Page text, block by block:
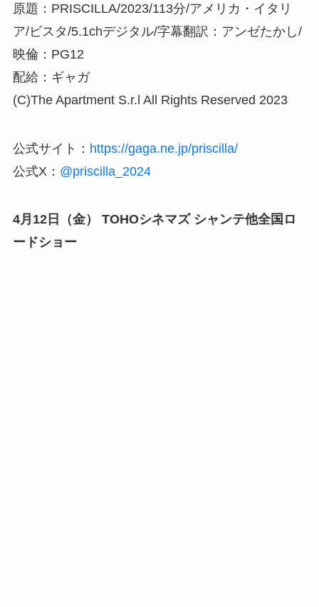
原題：PRISCILLA/2023/113分/アメリカ・イタリ
ア/ビスタ/5.1chデジタル/字幕翻訳：アンゼたかし/
映倫：PG12
配給：ギャガ
(C)The Apartment S.r.l All Rights Reserved 2023
公式サイト： https://gaga.ne.jp/priscilla/
公式X： @priscilla_2024
4月12日（金） TOHOシネマズ シャンテ他全国ロ
ードショー